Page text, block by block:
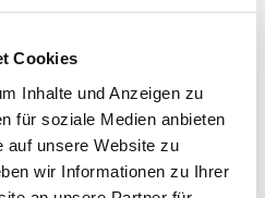
Cookies
Inhalte und Anzeigen zu
für soziale Medien anbieten
auf unsere Website zu
wir Informationen zu Ihrer
Au